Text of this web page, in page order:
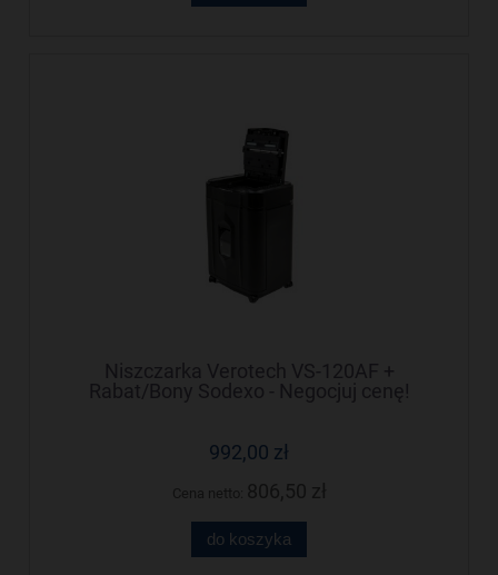
Niszczarka Verotech VS-120AF +
Rabat/Bony Sodexo - Negocjuj cenę!
992,00 zł
do koszyka